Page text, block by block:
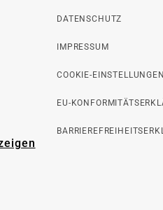
DATENSCHUTZ
IMPRESSUM
COOKIE-EINSTELLUNGEN
EU-